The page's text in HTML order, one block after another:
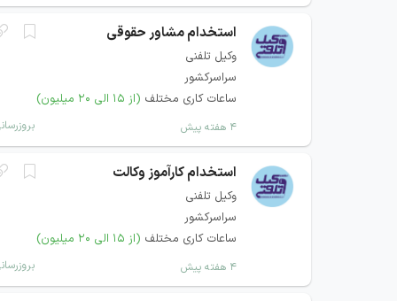
استخدام مشاور حقوقی
وکیل تلفنی
سراسرکشور
ساعات کاری مختلف (از ۱۵ الی ۲۰ میلیون)
۴ هفته پیش
استخدام کارآموز وکالت
وکیل تلفنی
سراسرکشور
ساعات کاری مختلف (از ۱۵ الی ۲۰ میلیون)
۴ هفته پیش